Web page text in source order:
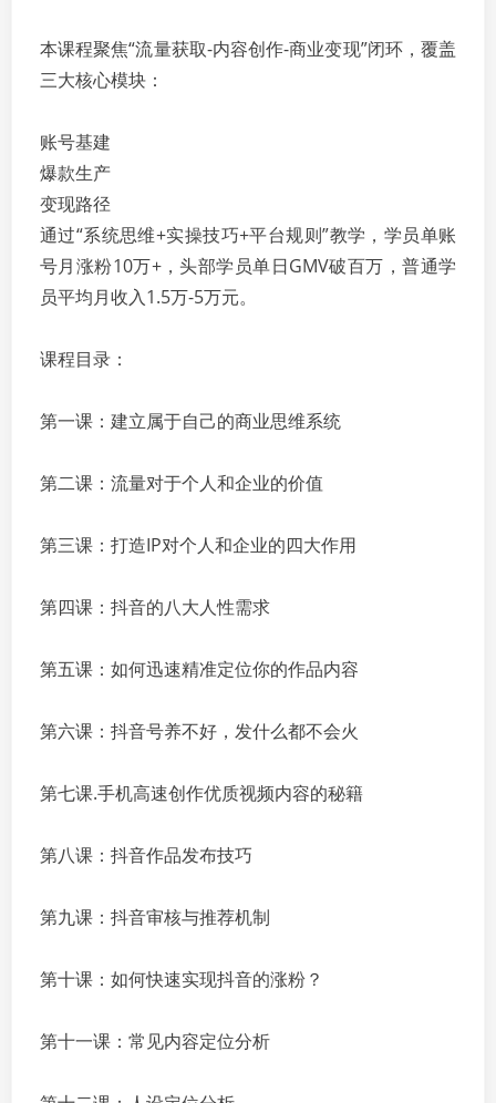
本课程聚焦“流量获取-内容创作-商业变现”闭环，覆盖
三大核心模块：
账号基建
爆款生产
变现路径
通过“系统思维+实操技巧+平台规则”教学，学员单账
号月涨粉10万+，头部学员单日GMV破百万，普通学
员平均月收入1.5万-5万元。
课程目录：
第一课：建立属于自己的商业思维系统
第二课：流量对于个人和企业的价值
第三课：打造IP对个人和企业的四大作用
第四课：抖音的八大人性需求
第五课：如何迅速精准定位你的作品内容
第六课：抖音号养不好，发什么都不会火
第七课.手机高速创作优质视频内容的秘籍
第八课：抖音作品发布技巧
第九课：抖音审核与推荐机制
第十课：如何快速实现抖音的涨粉？
第十一课：常见内容定位分析